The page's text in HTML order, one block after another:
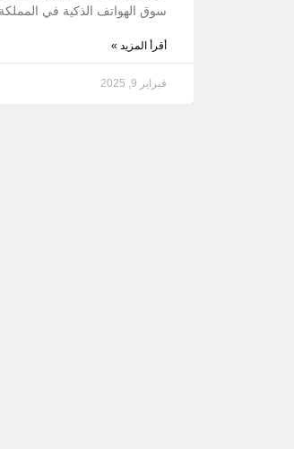
سوق الهواتف الذكية في
أقرأ المزيد »
فبراير 9, 2025